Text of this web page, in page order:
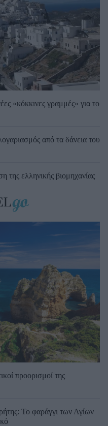
«κόκκινες γραμμές» για το
από τα δάνεια του
της ελληνικής βιομηχανίας
προορισμοί της
Το φαράγγι των Αγίων